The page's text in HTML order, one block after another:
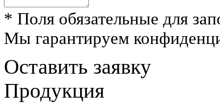
* Поля обязательные для
Мы гарантируем
Оставить заявку
Продукция